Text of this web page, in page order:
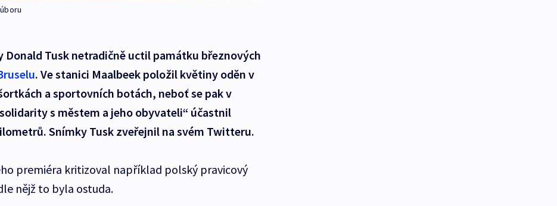
Donald Tusk netradičně uctil památku březnových
. Ve stanici Maalbeek položil květiny oděn v
a sportovních botách, neboť se pak v
s městem a jeho obyvateli“ účastnil
Snímky Tusk zveřejnil na svém Twitteru.
premiéra kritizoval například polský pravicový
nějž to byla ostuda.